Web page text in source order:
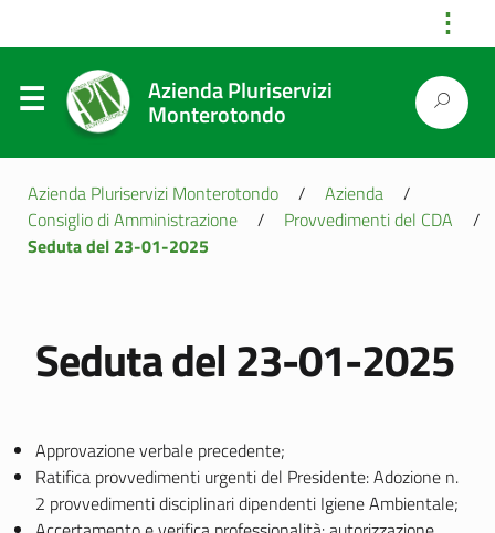
⋮
Azienda Pluriservizi
Monterotondo
Azienda Pluriservizi Monterotondo / Azienda
/
Consiglio di Amministrazione
/ Provvedimenti del CDA
/
Seduta del 23-01-2025
Seduta del 23-01-2025
Approvazione verbale precedente;
Ratifica provvedimenti urgenti del Presidente: Adozione n.
2 provvedimenti disciplinari dipendenti Igiene Ambientale;